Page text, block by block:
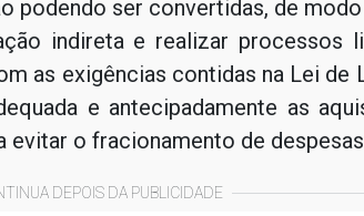
podendo ser convertidas, de
indireta e realizar processos
as exigências contidas na Lei de
e antecipadamente as
evitar o fracionamento de
DEPOIS DA PUBLICIDADE